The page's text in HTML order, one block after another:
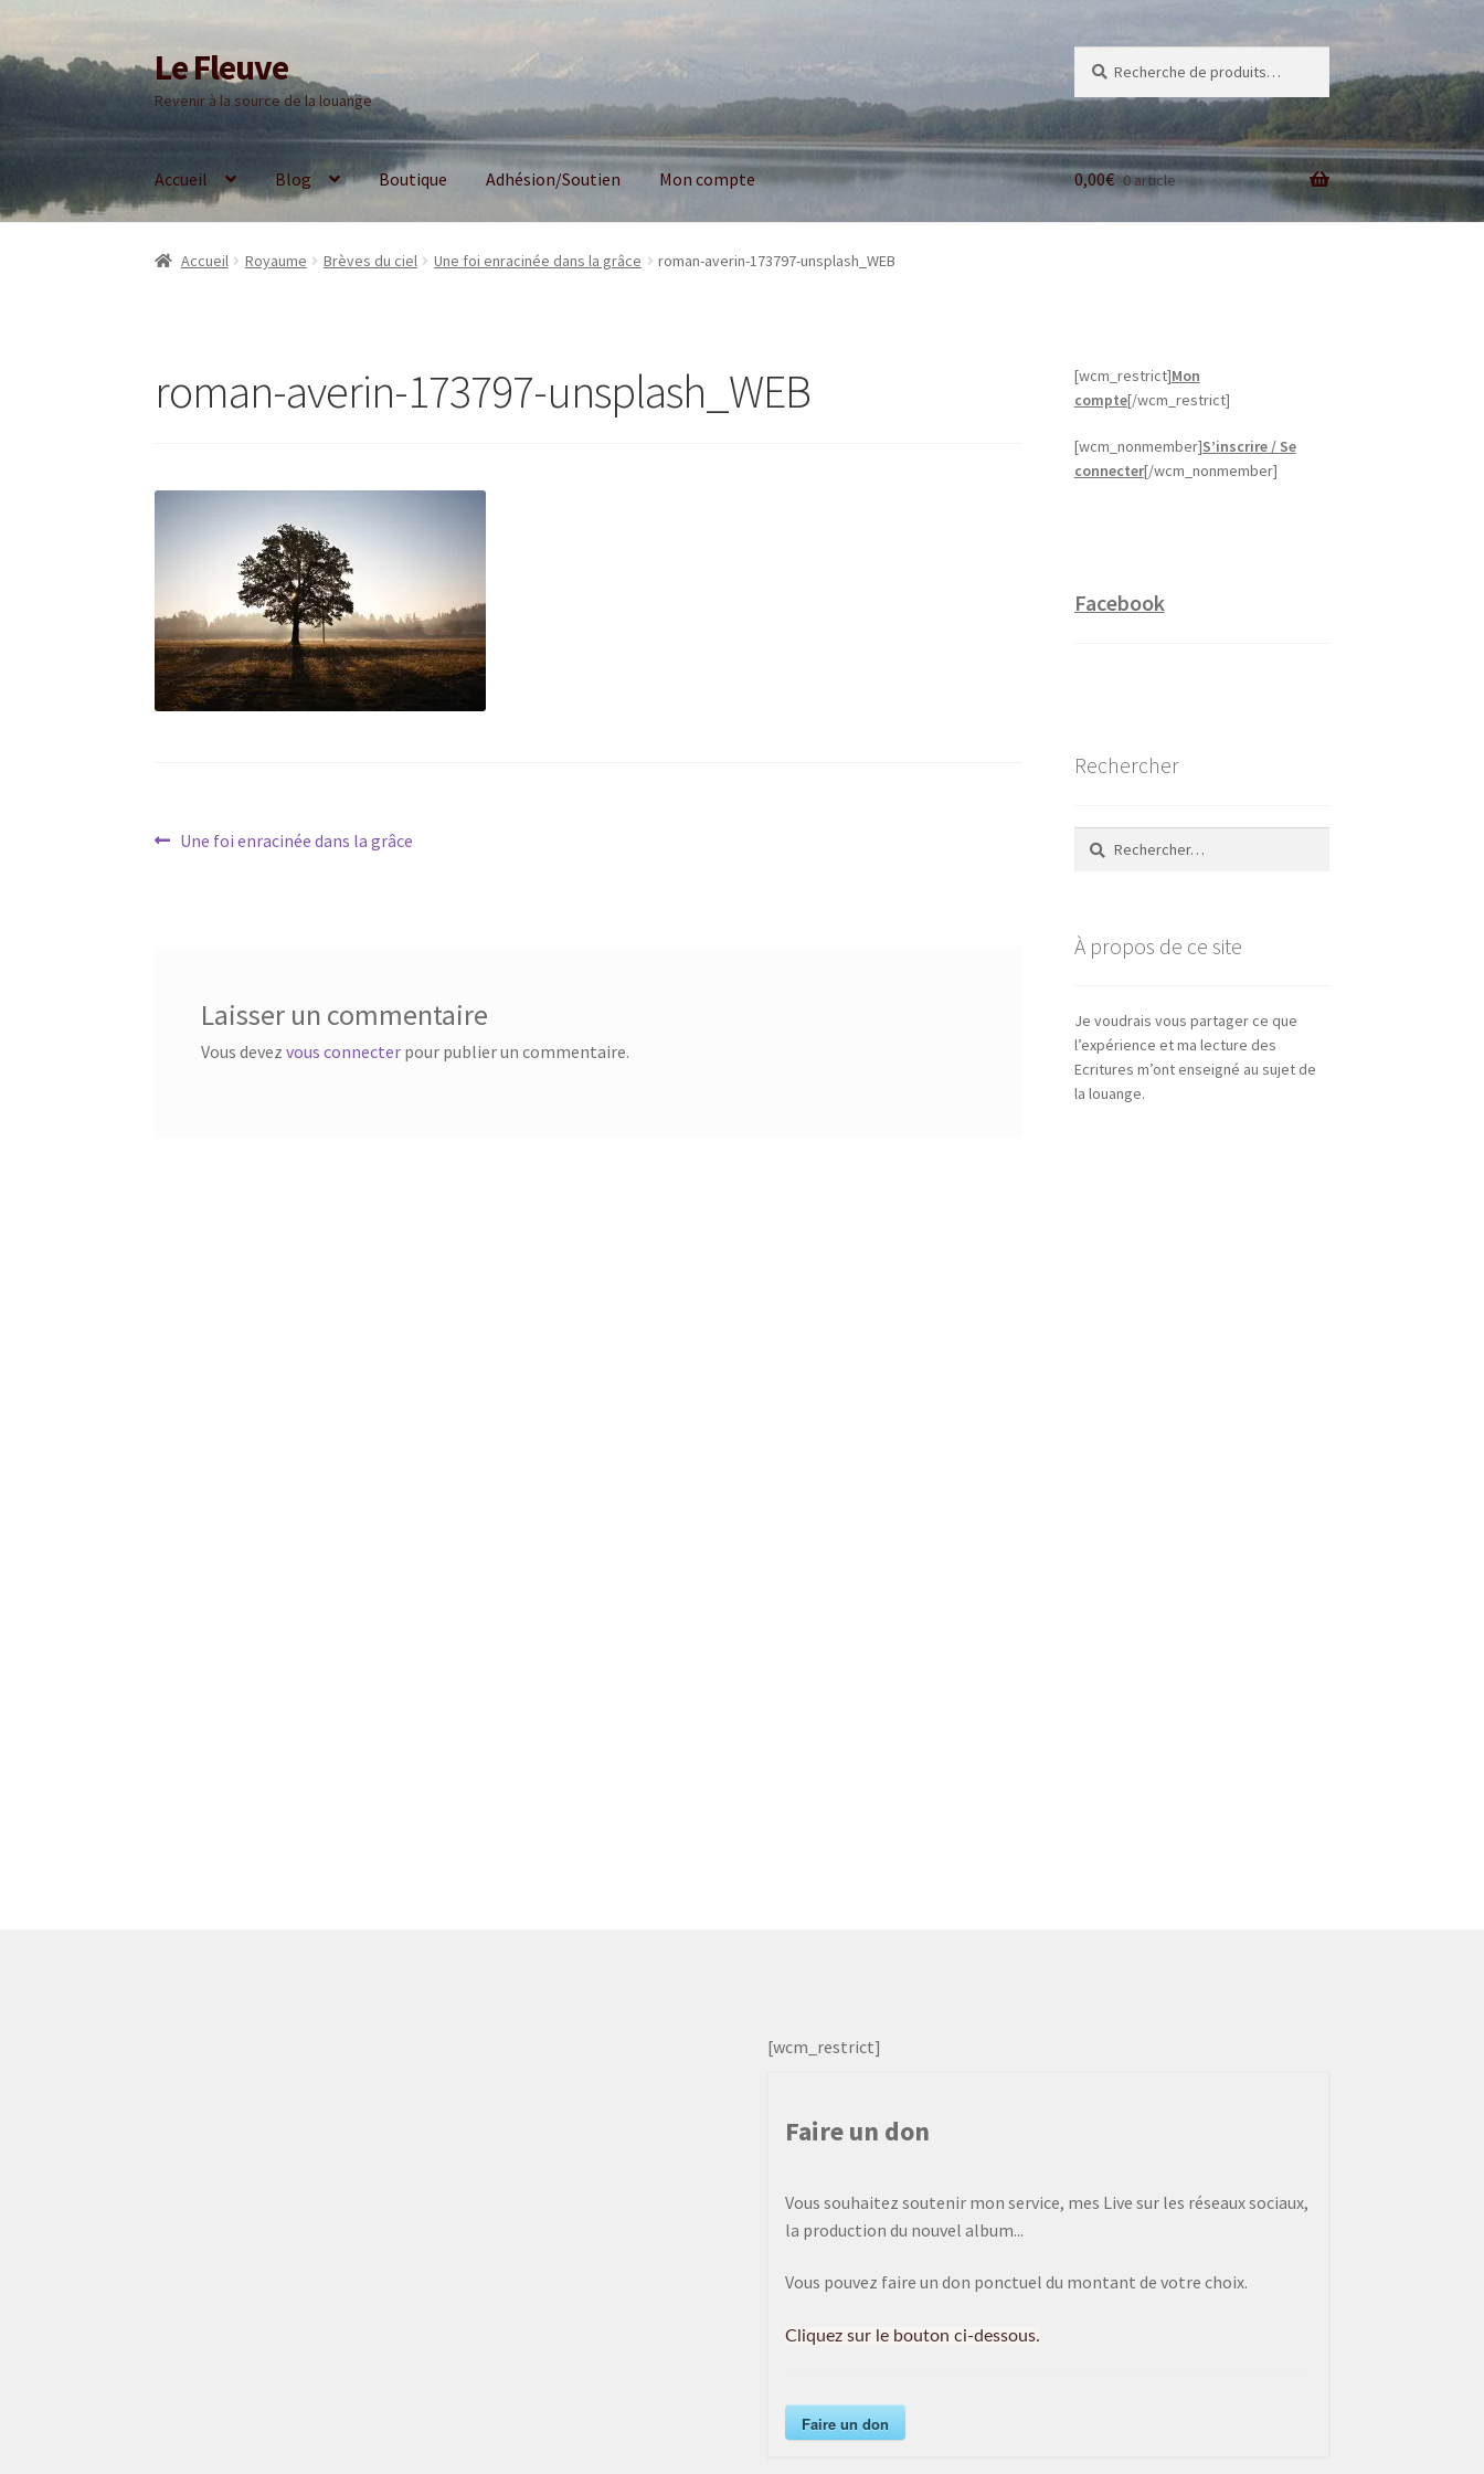
Aller
à
la
navigation
Aller
au
contenu
Le Fleuve
Revenir à la source de la louange
pour :
Accueil Blog Boutique Adhésion/Soutien Mon compte 0,00€ 0 article
Accueil Royaume Brèves du ciel Une foi enracinée dans la grâce roman-averin-173797-unsplash_WEB
roman-averin-173797-unsplash_WEB
Navigation
Article
Une foi enracinée dans la grâce
Laisser un commentaire
Vous devez vous connecterpour publier un commentaire.
[wcm_restrict]Mon
compte[/wcm_restrict]
[wcm_nonmember]S’inscrire / Se
connecter[/wcm_nonmember]
Facebook
Rechercher
Rechercher :
À propos de ce site
Je voudrais vous partager ce que
l’expérience et ma lecture des
Ecritures m’ont enseigné au sujet de
la louange.
[wcm_restrict]
Faire un don
Vous souhaitez soutenir mon service, mes Live sur les réseaux sociaux,
la production du nouvel album...
Vous pouvez faire un don ponctuel du montant de votre choix.
Cliquez sur le bouton ci-dessous.
Faire un don